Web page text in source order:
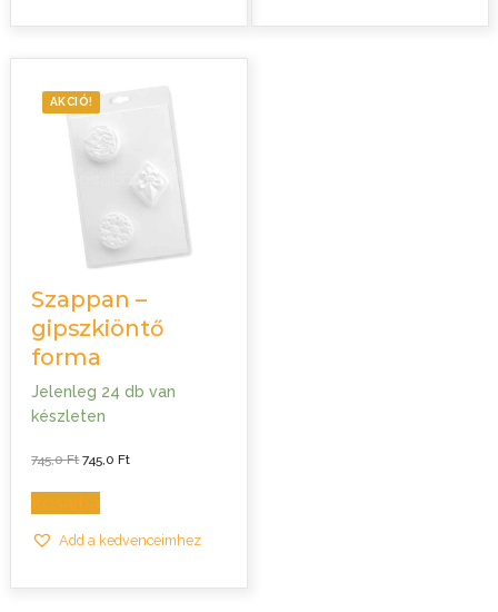
AKCIÓ!
Szappan –
gipszkiöntő
forma
Jelenleg 24 db van
készleten
745,0FtOriginal
745,0 Ft.
745,0FtCurrent
Kosárba
Add a kedvenceimhez